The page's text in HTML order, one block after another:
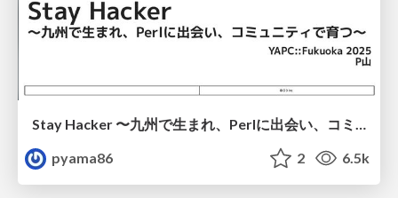
Stay Hacker 〜九州で生まれ、Perlに出会い、コミュニティで育つ〜
pyama86
2 6.5k